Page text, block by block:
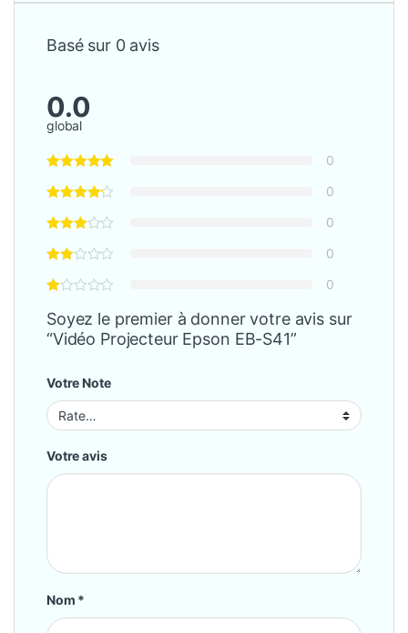
Basé sur 0 avis
0.0
global
0
0
0
0
0
Soyez le premier à donner votre avis sur
“Vidéo Projecteur Epson EB-S41”
Votre Note
Votre avis
Nom *